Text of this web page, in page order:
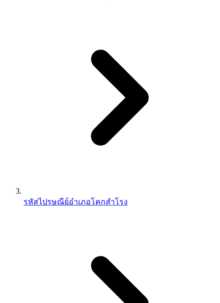
รหัสไปรษณีย์อำเภอโคกสำโรง